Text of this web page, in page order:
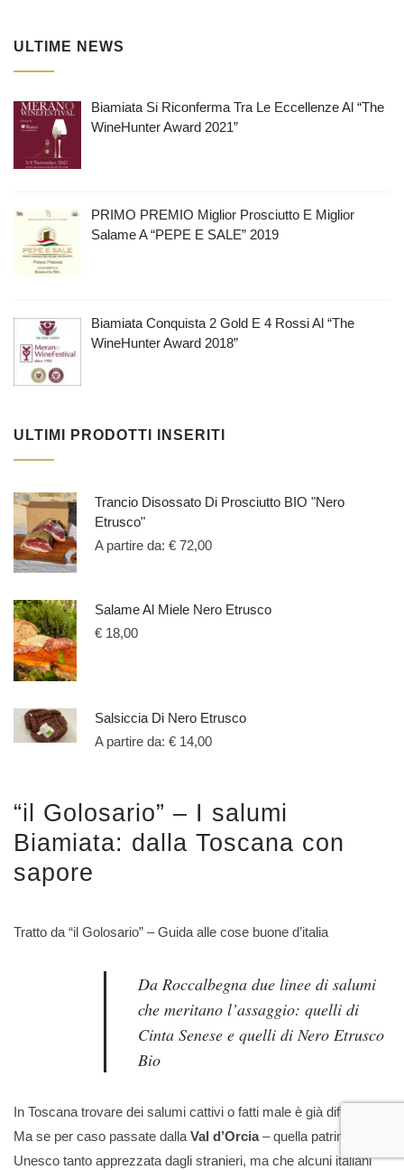
ULTIME NEWS
Biamiata Si Riconferma Tra Le Eccellenze Al “The
WineHunter Award 2021”
PRIMO PREMIO Miglior Prosciutto E Miglior
Salame A “PEPE E SALE” 2019
Biamiata Conquista 2 Gold E 4 Rossi Al “The
WineHunter Award 2018”
ULTIMI PRODOTTI INSERITI
Trancio Disossato Di Prosciutto BIO "Nero
Etrusco"
A partire da: € 72,00
Salame Al Miele Nero Etrusco
€ 18,00
Salsiccia Di Nero Etrusco
A partire da: € 14,00
“il Golosario” – I salumi
Biamiata: dalla Toscana con
sapore
Tratto da “il Golosario” – Guida alle cose buone d’italia
Da Roccalbegna due linee di salumi
che meritano l’assaggio: quelli di
Cinta Senese e quelli di Nero Etrusco
Bio
In Toscana trovare dei salumi cattivi o fatti male è già difficile.
Ma se per caso passate dalla Val d’Orcia– quella patrimonio
Unesco tanto apprezzata dagli stranieri, ma che alcuni italiani